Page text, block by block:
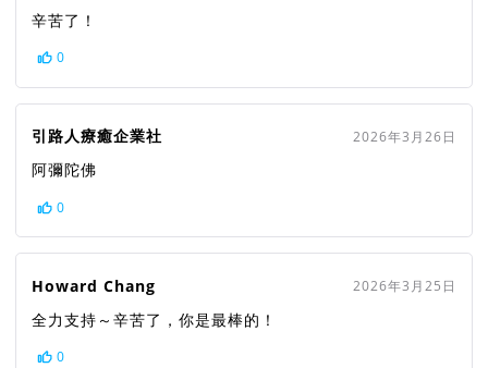
辛苦了！
0
引路人療癒企業社 2026年3月26日
阿彌陀佛
0
Howard Chang 2026年3月25日
全力支持～辛苦了，你是最棒的！
0